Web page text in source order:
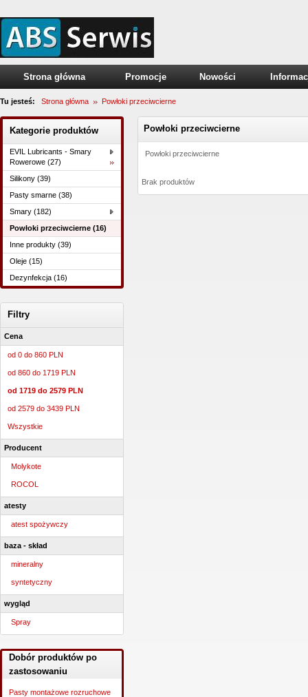
Strona główna Promocje Nowości
Tu jesteś: Strona główna Powłoki przeciwcierne
Kategorie produktów
EVIL Lubricants - Smary
Rowerowe (27)
Silikony (39)
Pasty smarne (38)
Smary (182)
Powłoki przeciwcierne (16)
Inne produkty (39)
Oleje (15)
Dezynfekcja (16)
Filtry
Cena
od 0 do 860 PLN
od 860 do 1719 PLN
od 1719 do 2579 PLN
od 2579 do 3439 PLN
Wszystkie
Producent
Molykote
ROCOL
atesty
atest spożywczy
baza - skład
mineralny
syntetyczny
wygląd
Spray
Dobór produktów po
zastosowaniu
Pasty montażowe rozruchowe
Powłoki przeciwcierne
Powłoki przeciwcierne
Brak produktów